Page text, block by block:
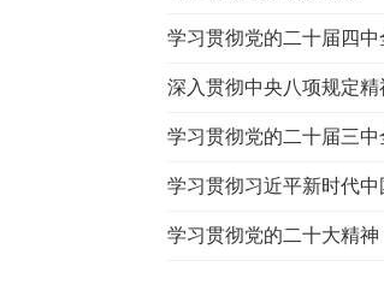
学习贯彻党的二十届四中
深入贯彻中央八项规定精
学习贯彻党的二十届三中
学习贯彻习近平新时代中
学习贯彻党的二十大精神